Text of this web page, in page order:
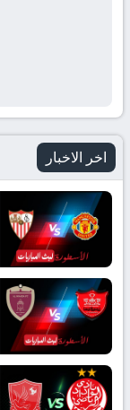
مباشر
جوال
kora
live
اخر الاخبار